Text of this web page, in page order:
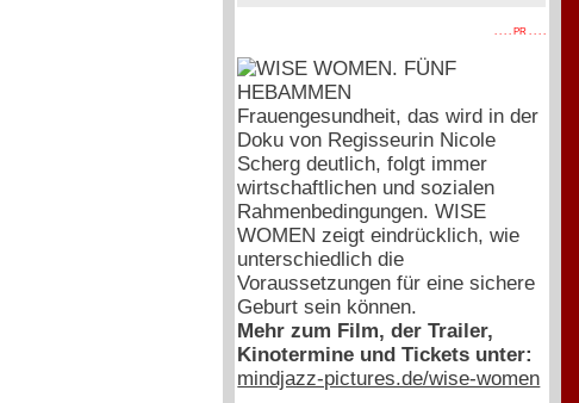
. . . . PR . . . .
Frauengesundheit, das wird in der
Doku von Regisseurin Nicole
Scherg deutlich, folgt immer
wirtschaftlichen und sozialen
Rahmenbedingungen. WISE
WOMEN zeigt eindrücklich, wie
unterschiedlich die
Voraussetzungen für eine sichere
Geburt sein können.
Mehr zum Film, der Trailer,
Kinotermine und Tickets unter:
mindjazz-pictures.de/wise-women